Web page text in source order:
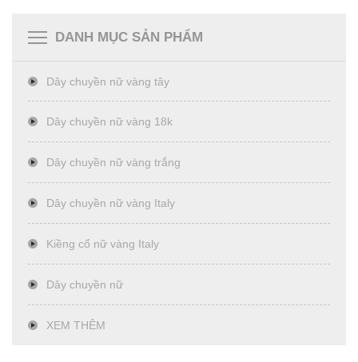
DANH MỤC SẢN PHẨM
Dây chuyền nữ vàng tây
Dây chuyền nữ vàng 18k
Dây chuyền nữ vàng trắng
Dây chuyền nữ vàng Italy
Kiềng cổ nữ vàng Italy
Dây chuyền nữ
XEM THÊM